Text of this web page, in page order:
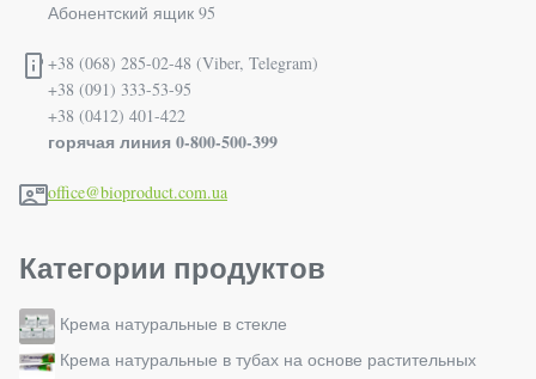
Абонентский ящик 95
+38 (068) 285-02-48 (Viber, Telegram)
+38 (091) 333-53-95
+38 (0412) 401-422
горячая линия 0-800-500-399
office@bioproduct.com.ua
Категории продуктов
Крема натуральные в стекле
Крема натуральные в тубах на основе растительных